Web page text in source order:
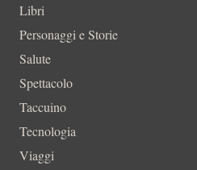
Libri
Personaggi e Storie
Salute
Spettacolo
Taccuino
Tecnologia
Viaggi